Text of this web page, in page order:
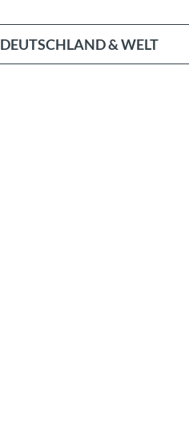
DEUTSCHLAND & WELT